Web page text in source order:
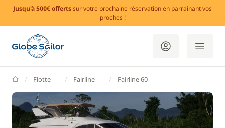
Jusqu'à 500€ offertssur votre prochaine réservation en parrainant vos
proches !
GlobeSailor
Flotte Fairline Fairline 60